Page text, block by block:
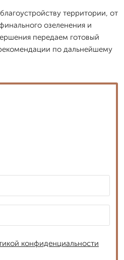
территории, от
озеленения и
передаем готовый
по дальнейшему
конфиденциальности